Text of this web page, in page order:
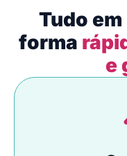
Tudo
forma
e